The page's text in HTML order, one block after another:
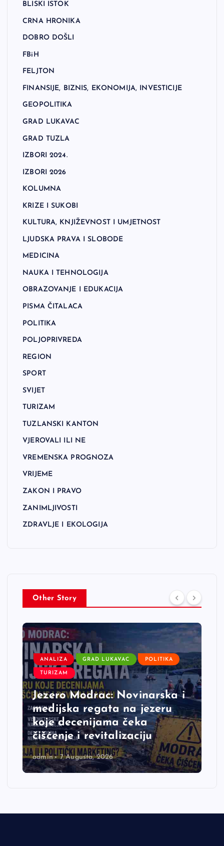
BLISKI ISTOK
CRNA HRONIKA
DOBRO DOŠLI
FBiH
FELJTON
FINANSIJE, BIZNIS, EKONOMIJA, INVESTICIJE
GEOPOLITIKA
GRAD LUKAVAC
GRAD TUZLA
IZBORI 2024.
IZBORI 2026
KOLUMNA
KRIZE I SUKOBI
KULTURA, KNJIŽEVNOST I UMJETNOST
LJUDSKA PRAVA I SLOBODE
MEDICINA
NAUKA I TEHNOLOGIJA
OBRAZOVANJE I EDUKACIJA
PISMA ČITALACA
POLITIKA
POLJOPRIVREDA
REGION
SPORT
SVIJET
TURIZAM
TUZLANSKI KANTON
VJEROVALI ILI NE
VREMENSKA PROGNOZA
VRIJEME
ZAKON I PRAVO
ZANIMLJIVOSTI
ZDRAVLJE I EKOLOGIJA
Other Story
ANALIZA GRAD LUKAVAC POLITIKA
TURIZAM
Jezero Modrac: Novinarska i
medijska regata na jezeru
koje decenijama čeka
čišćenje i revitalizaciju
admin 7 Augusta, 2026